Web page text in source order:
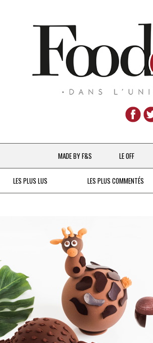
MADE BY F&S
CHEFS & ACTUALITÉS
DESTIN DE FEMME
V…DE VOYAGE
LE OFF
LES PLUS LUS LES PLUS COMMENTÉS